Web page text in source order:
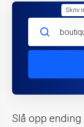
Slå opp
Skriv